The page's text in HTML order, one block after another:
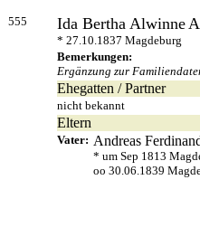
555 Ida Bertha Alwinne
* 27.10.1837 Magdeburg
Bemerkungen:
Ergänzung zur
Ehegatten / Partner
nicht bekannt
Eltern
Vater: Andreas
* um Sep 1813
oo 30.06.1839